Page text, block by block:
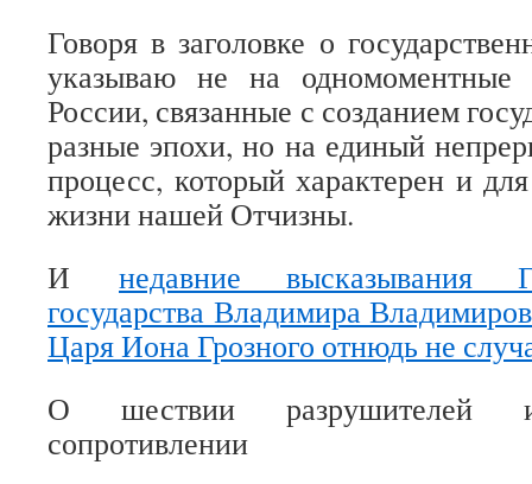
Говоря в заголовке о
указываю не на одномоментные
России, связанные с созданием
разные эпохи, но на единый
процесс, который характерен и
жизни нашей Отчизны.
И недавние высказывания
государства Владимира
Царя Иона Грозного отнюдь не
О шествии разрушителей и
сопротивлении